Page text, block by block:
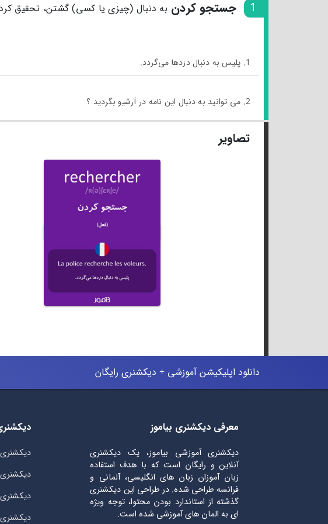
1 جستجو کردن به دنبال (چیزی یا کسی) گشتن، تحقیق
1. پلیس به دنبال دزدها می‌گردد.
2. می توانید به دنبال این نامه در آرشیو بگردید ؟
تصاویر
دانلود اپلیکیشن آموزشی + دیکشنری رایگان
معرفی دیکشنری بیاموز
دیکشنری آموزشی بیاموز، یک دیکشنری
آنلاین و رایگان است که با هدف استفاده
زبان آموزان زبان های انگلیسی، آلمانی و
فرانسه طراحی شده. در طراحی این دیکشنری
گذشته از استاندارد بودن محتوا، توجه ویژه
ای به المان های آموزشی شده است.
دیکشنری
دیکشنری